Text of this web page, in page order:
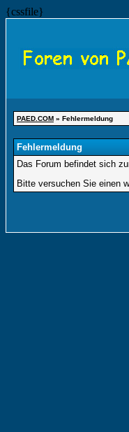
{cssfile}
PAED.COM » Fehlermeldung
Fehlermeldung
Das Forum befindet sich
Bitte versuchen Sie einen